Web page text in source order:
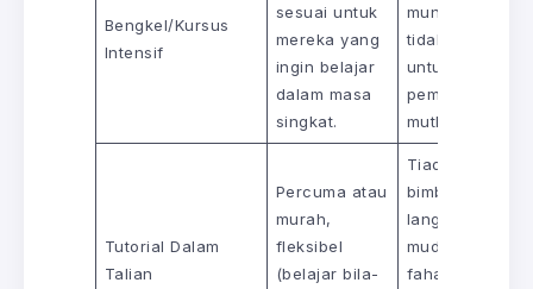
Bengkel/Kursus
Intensif
sesuai untuk
mereka yang
ingin belajar
dalam masa
singkat.
mungkin
tidak sesuai
untuk
pemula
mutlak.
Tutorial Dalam
Talian
Percuma atau
murah,
fleksibel
(belajar bila-
Tiada
bimbingan
langsung,
mudah salah
faham